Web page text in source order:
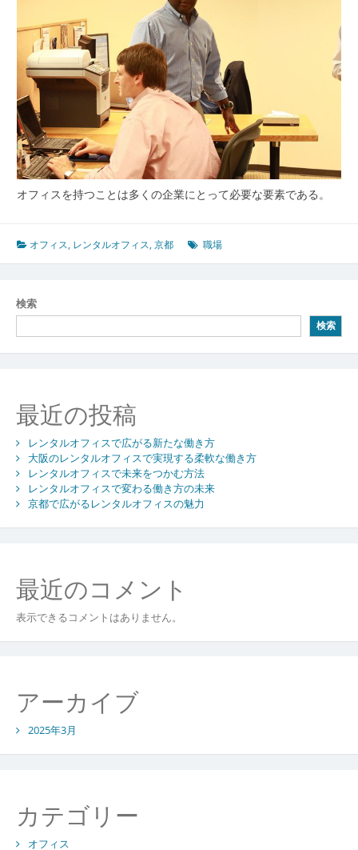
来
オフィスを持つことは多くの企業にとって必要な要素である。
オフィス, レンタルオフィス,京都 職場
検索
検索
最近の投稿
レンタルオフィスで広がる新たな働き方
大阪のレンタルオフィスで実現する柔軟な働き方
レンタルオフィスで未来をつかむ方法
レンタルオフィスで変わる働き方の未来
京都で広がるレンタルオフィスの魅力
最近のコメント
表示できるコメントはありません。
アーカイブ
2025年3月
カテゴリー
オフィス